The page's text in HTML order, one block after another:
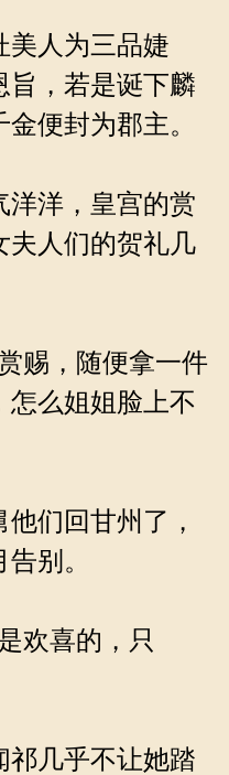
人为三品婕
旨，若是诞下麟
便封为郡主。
洋，皇宫的赏
夫人们的贺礼几
赐，随便拿一件
怎么姐姐脸上不
们回甘州了，
别。
欢喜的，只
几乎不让她踏